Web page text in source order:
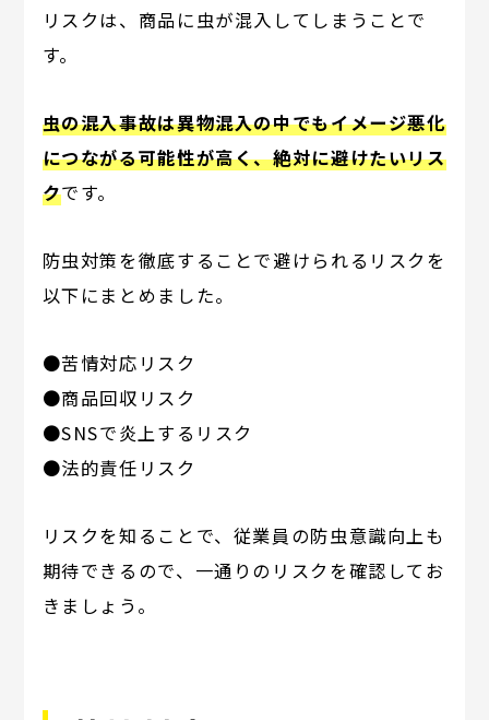
リスクは、商品に虫が混入してしまうことで
す。
虫の混入事故は異物混入の中でもイメージ悪化
につながる可能性が高く、絶対に避けたいリス
クです。
防虫対策を徹底することで避けられるリスクを
以下にまとめました。
●苦情対応リスク
●商品回収リスク
●SNSで炎上するリスク
●法的責任リスク
リスクを知ることで、従業員の防虫意識向上も
期待できるので、一通りのリスクを確認してお
きましょう。